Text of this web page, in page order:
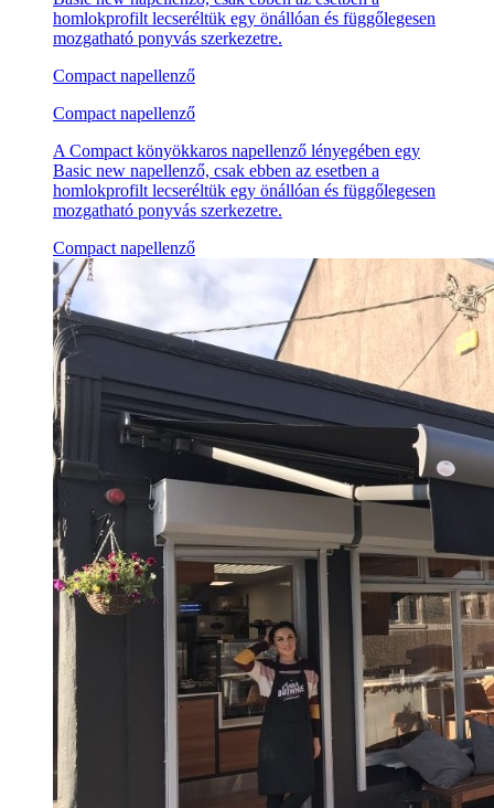
homlokprofilt lecseréltük egy önállóan és függőlegesen
mozgatható ponyvás szerkezetre.
Compact napellenző
Compact napellenző
A Compact könyökkaros napellenző lényegében egy
Basic new napellenző, csak ebben az esetben a
homlokprofilt lecseréltük egy önállóan és függőlegesen
mozgatható ponyvás szerkezetre.
Compact napellenző